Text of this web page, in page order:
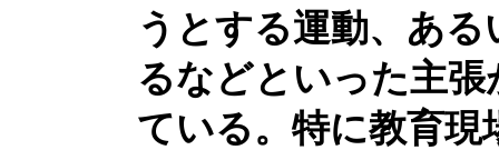
うとする運動、あ
るなどといった主
ている。特に教育現